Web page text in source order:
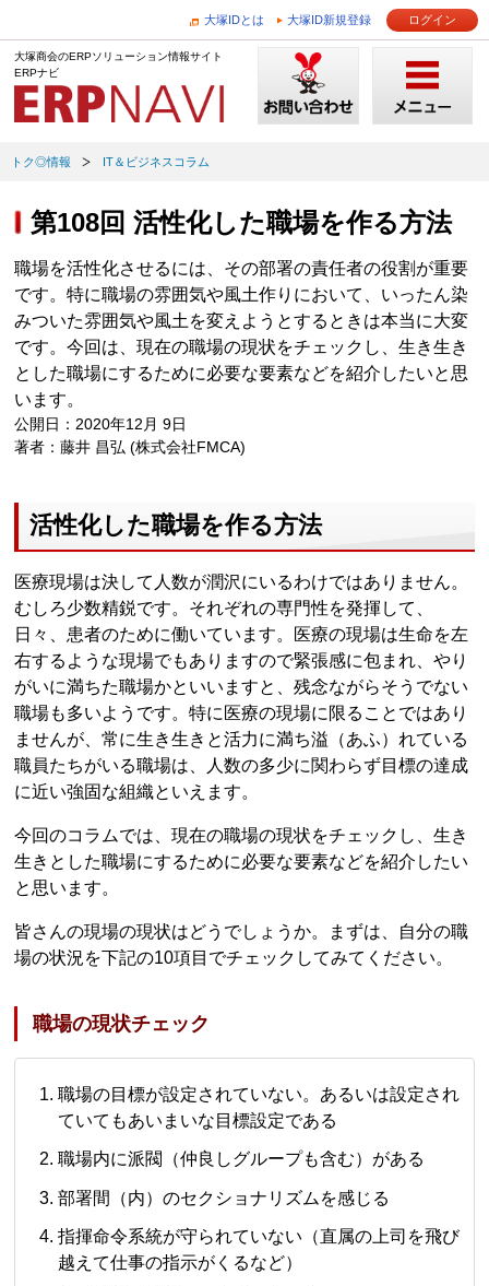
大塚IDとは 大塚ID新規登録 ログイン
大塚商会のERPソリューション情報サイト
ERPナビ
トク◎情報 IT＆ビジネスコラム
第108回 活性化した職場を作る方法
職場を活性化させるには、その部署の責任者の役割が重要
です。特に職場の雰囲気や風土作りにおいて、いったん染
みついた雰囲気や風土を変えようとするときは本当に大変
です。今回は、現在の職場の現状をチェックし、生き生き
とした職場にするために必要な要素などを紹介したいと思
います。
公開日：2020年12月 9日
著者：藤井 昌弘 (株式会社FMCA)
活性化した職場を作る方法
医療現場は決して人数が潤沢にいるわけではありません。
むしろ少数精鋭です。それぞれの専門性を発揮して、
日々、患者のために働いています。医療の現場は生命を左
右するような現場でもありますので緊張感に包まれ、やり
がいに満ちた職場かといいますと、残念ながらそうでない
職場も多いようです。特に医療の現場に限ることではあり
ませんが、常に生き生きと活力に満ち溢（あふ）れている
職員たちがいる職場は、人数の多少に関わらず目標の達成
に近い強固な組織といえます。
今回のコラムでは、現在の職場の現状をチェックし、生き
生きとした職場にするために必要な要素などを紹介したい
と思います。
皆さんの現場の現状はどうでしょうか。まずは、自分の職
場の状況を下記の10項目でチェックしてみてください。
職場の現状チェック
職場の目標が設定されていない。あるいは設定され
ていてもあいまいな目標設定である
職場内に派閥（仲良しグループも含む）がある
部署間（内）のセクショナリズムを感じる
指揮命令系統が守られていない（直属の上司を飛び
越えて仕事の指示がくるなど）